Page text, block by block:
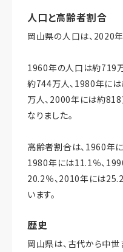
人口と高齢者割合
岡山県の人口は、2020
1960年の人口は約719
約744万人、1980年に
万人、2000年には約
なりました。
高齢者割合は、1960年
1980年には11.1％、
20.2％、2010年には
います。
歴史
岡山県は、古代から中